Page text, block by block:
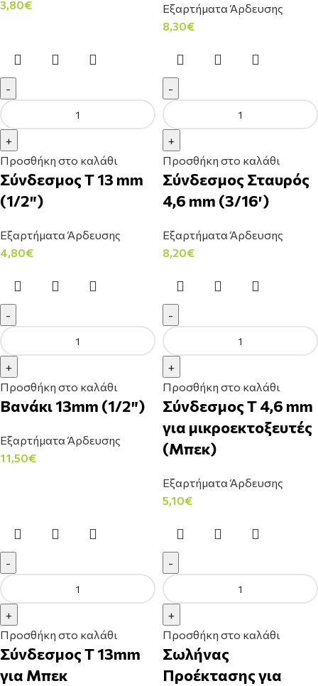
3,80€
Εξαρτήματα Άρδευσης
8,30€
Προσθήκη στο καλάθι
Σύνδεσμος Τ 13 mm
(1/2″)
Εξαρτήματα Άρδευσης
4,80€
Προσθήκη στο καλάθι
Σύνδεσμος Σταυρός
4,6 mm (3/16′)
Εξαρτήματα Άρδευσης
8,20€
Προσθήκη στο καλάθι
Βανάκι 13mm (1/2″)
Εξαρτήματα Άρδευσης
11,50€
Προσθήκη στο καλάθι
Σύνδεσμος Τ 4,6 mm
για μικροεκτοξευτές
(Μπεκ)
Εξαρτήματα Άρδευσης
5,10€
Προσθήκη στο καλάθι
Σύνδεσμος Τ 13mm
για Μπεκ
Προσθήκη στο καλάθι
Σωλήνας
Προέκτασης για